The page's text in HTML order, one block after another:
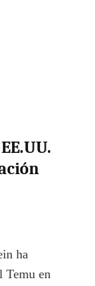
ha
Temu en